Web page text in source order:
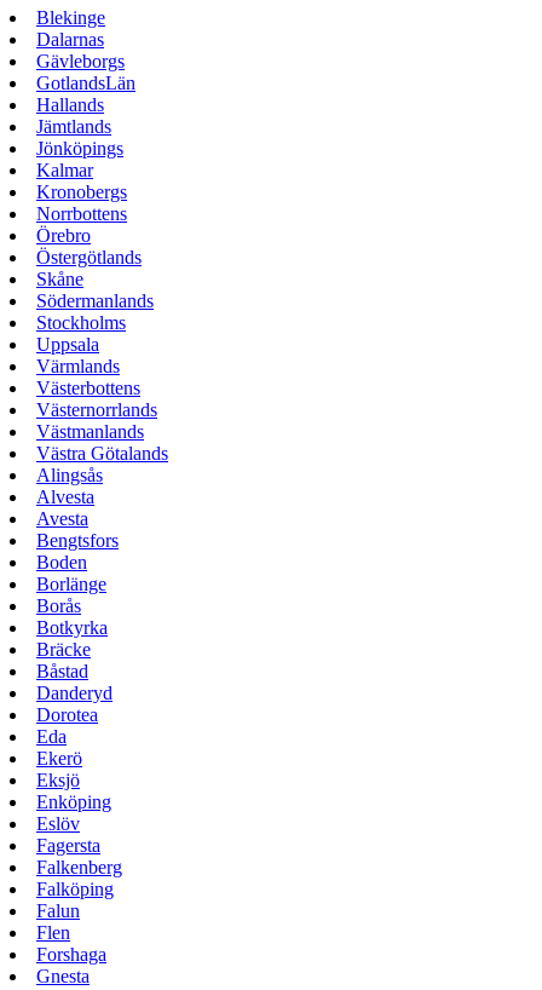
Blekinge
Dalarnas
Gävleborgs
GotlandsLän
Hallands
Jämtlands
Jönköpings
Kalmar
Kronobergs
Norrbottens
Örebro
Östergötlands
Skåne
Södermanlands
Stockholms
Uppsala
Värmlands
Västerbottens
Västernorrlands
Västmanlands
Västra Götalands
Alingsås
Alvesta
Avesta
Bengtsfors
Boden
Borlänge
Borås
Botkyrka
Bräcke
Båstad
Danderyd
Dorotea
Eda
Ekerö
Eksjö
Enköping
Eslöv
Fagersta
Falkenberg
Falköping
Falun
Flen
Forshaga
Gnesta